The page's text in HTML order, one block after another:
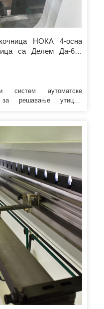
НОКА 4-осна
са Делем Да-66т
металних кутија
систем аутоматске
решавање утицаја
гарантује крутост и
трупа. 5. Хидраулички
систем за смањење
заптивног прстена, што
машине и изглед је